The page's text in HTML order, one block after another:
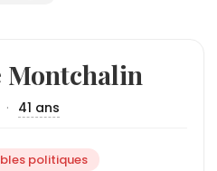
Montchalin
· 41 ans
politiques